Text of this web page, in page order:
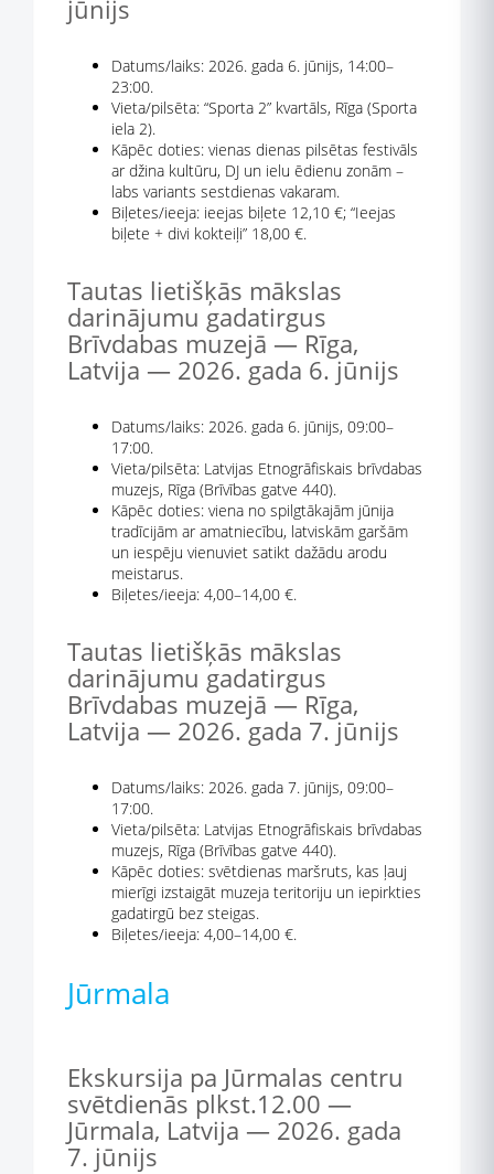
jūnijs
Datums/laiks: 2026. gada 6. jūnijs, 14:00–
23:00.
Vieta/pilsēta: “Sporta 2” kvartāls, Rīga (Sporta
iela 2).
Kāpēc doties: vienas dienas pilsētas festivāls
ar džina kultūru, DJ un ielu ēdienu zonām –
labs variants sestdienas vakaram.
Biļetes/ieeja: ieejas biļete 12,10 €; “Ieejas
biļete + divi kokteiļi” 18,00 €.
Tautas lietišķās mākslas
darinājumu gadatirgus
Brīvdabas muzejā — Rīga,
Latvija — 2026. gada 6. jūnijs
Datums/laiks: 2026. gada 6. jūnijs, 09:00–
17:00.
Vieta/pilsēta: Latvijas Etnogrāfiskais brīvdabas
muzejs, Rīga (Brīvības gatve 440).
Kāpēc doties: viena no spilgtākajām jūnija
tradīcijām ar amatniecību, latviskām garšām
un iespēju vienuviet satikt dažādu arodu
meistarus.
Biļetes/ieeja: 4,00–14,00 €.
Tautas lietišķās mākslas
darinājumu gadatirgus
Brīvdabas muzejā — Rīga,
Latvija — 2026. gada 7. jūnijs
Datums/laiks: 2026. gada 7. jūnijs, 09:00–
17:00.
Vieta/pilsēta: Latvijas Etnogrāfiskais brīvdabas
muzejs, Rīga (Brīvības gatve 440).
Kāpēc doties: svētdienas maršruts, kas ļauj
mierīgi izstaigāt muzeja teritoriju un iepirkties
gadatirgū bez steigas.
Biļetes/ieeja: 4,00–14,00 €.
Jūrmala
Ekskursija pa Jūrmalas centru
svētdienās plkst.12.00 —
Jūrmala, Latvija — 2026. gada
7. jūnijs